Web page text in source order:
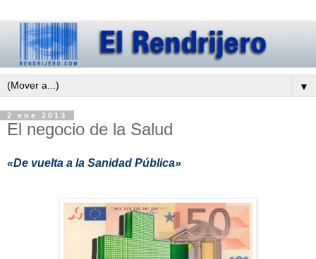
▼
2 ene 2013
El negocio de la Salud
«De vuelta a la Sanidad Pública»